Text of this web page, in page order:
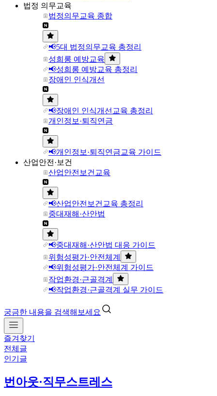
법정 의무교육
법정의무교육 종합
📢5대 법정의무교육 총정리
성희롱 예방교육
📢성희롱 예방교육 총정리
장애인 인식개선
📢장애인 인식개선교육 총정리
개인정보·퇴직연금
📢개인정보·퇴직연금교육 가이드
산업안전·보건
산업안전보건교육
📢산업안전보건교육 총정리
중대재해·산안법
📢중대재해·산안법 대응 가이드
위험성평가·안전체계
📢위험성평가·안전체계 가이드
작업환경·근골격계
📢작업환경·근골격계 실무 가이드
궁금한 내용을 검색해보세요
즐겨찾기
전체글
인기글
번아웃·직무스트레스